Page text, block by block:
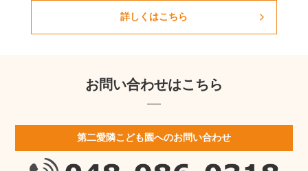
詳しくはこちら
お問い合わせはこちら
第二愛隣こども園へのお問い合わせ